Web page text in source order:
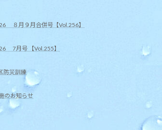
８月９月合併号【Vol.256】
7月号 【Vol.255】
防災訓練
のお知らせ